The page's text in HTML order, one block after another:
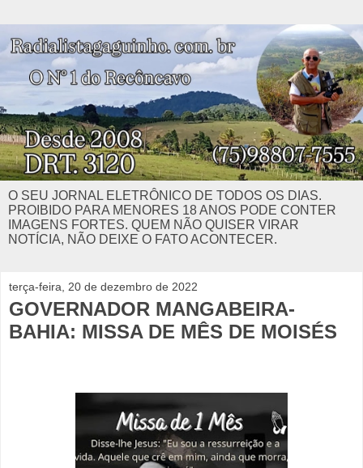
O SEU JORNAL ELETRÔNICO DE TODOS OS DIAS.
PROIBIDO PARA MENORES 18 ANOS PODE CONTER
IMAGENS FORTES. QUEM NÃO QUISER VIRAR
NOTÍCIA, NÃO DEIXE O FATO ACONTECER.
terça-feira, 20 de dezembro de 2022
GOVERNADOR MANGABEIRA-
BAHIA: MISSA DE MÊS DE MOISÉS